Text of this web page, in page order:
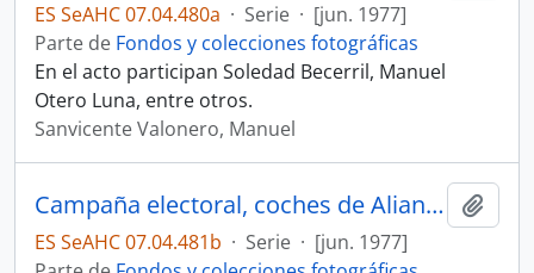
ES SeAHC 07.04.480a · Serie · [jun. 1977]
Parte de Fondos y colecciones fotográficas
En el acto participan Soledad Becerril, Manuel
Otero Luna, entre otros.
Sanvicente Valonero, Manuel
Campaña electoral, coches de Alianza Nacional 18 de Julio por la Avda. de la Constitución
ES SeAHC 07.04.481b · Serie · [jun. 1977]